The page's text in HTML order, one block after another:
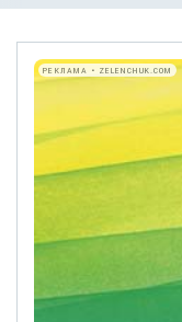
РЕКЛАМА • ZELENCHUK.COM